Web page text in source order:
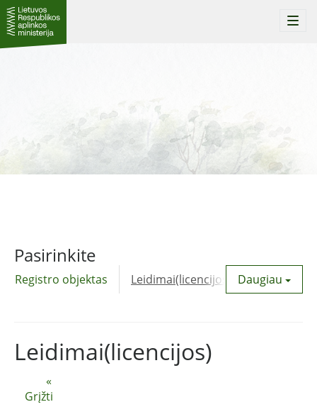
Pasirinkite
Registro objektas Leidimai(licencijos) Daugiau
«
Grįžti
Leidimai(licencijos)